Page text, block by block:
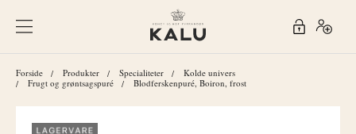
Forside Produkter Specialiteter
Kolde univers
Frugt og grøntsagspuré
Blodferskenpuré, Boiron, frost